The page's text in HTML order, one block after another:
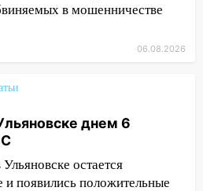
ДТП и получили
рублей: перед
крупный пожар
репутацию
необоснованно
обращении с
в мошенничестве
06.08.2026
днем 6
остается
появились положительные